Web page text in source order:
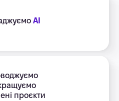
AI
проєкти